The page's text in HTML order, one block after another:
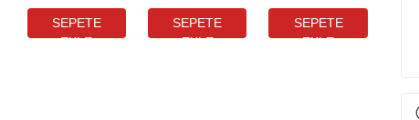
GL015T20330099)